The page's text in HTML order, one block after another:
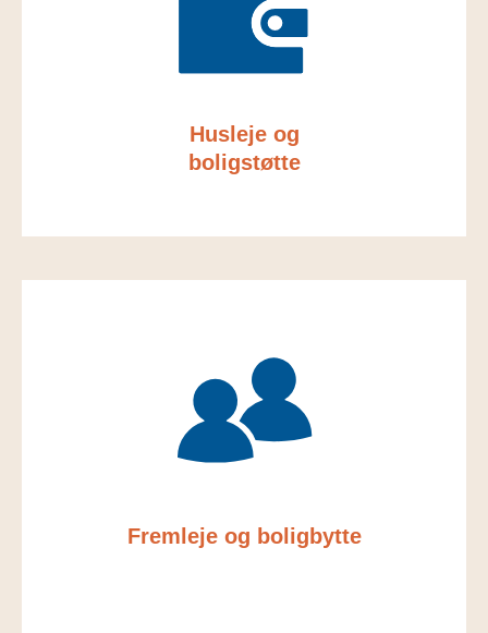
Husleje og
boligstøtte
Fremleje og boligbytte